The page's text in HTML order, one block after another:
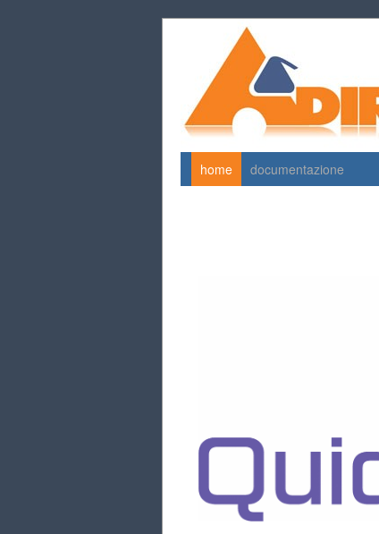
home documentazione